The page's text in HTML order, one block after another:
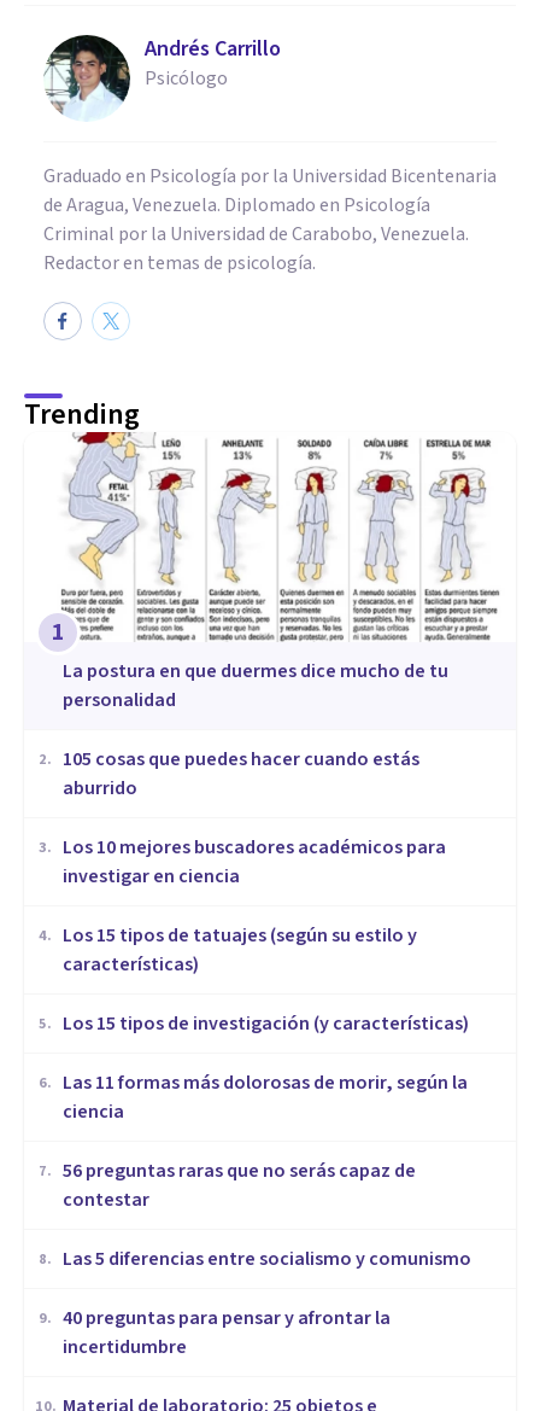
Andrés Carrillo
Psicólogo
Graduado en Psicología por la Universidad Bicentenaria
de Aragua, Venezuela. Diplomado en Psicología
Criminal por la Universidad de Carabobo, Venezuela.
Redactor en temas de psicología.
Trending
1
La postura en que duermes dice mucho de tu
personalidad
2.
105 cosas que puedes hacer cuando estás
aburrido
3.
Los 10 mejores buscadores académicos para
investigar en ciencia
4.
Los 15 tipos de tatuajes (según su estilo y
características)
5. Los 15 tipos de investigación (y características)
6.
Las 11 formas más dolorosas de morir, según la
ciencia
7. 56 preguntas raras que no serás capaz de
contestar
8. Las 5 diferencias entre socialismo y comunismo
9. 40 preguntas para pensar y afrontar la
incertidumbre